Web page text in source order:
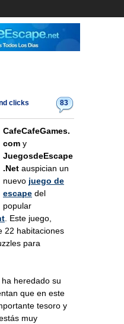
83
clicks
CafeCafeGames.
com y
JuegosdeEscape
.Net auspician un
nuevo juego de
escape del
popular
. Este juego,
22 habitaciones
para
heredado su
que en este
tesoro y
muy